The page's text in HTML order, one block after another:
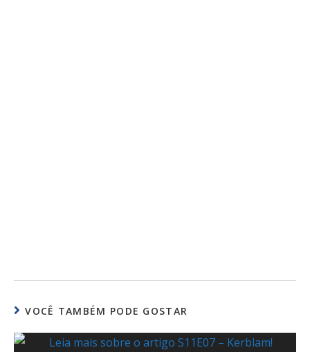
VOCÊ TAMBÉM PODE GOSTAR